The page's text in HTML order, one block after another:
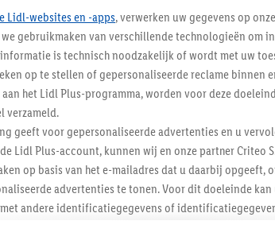
Lidl-websites en -apps, verwerken uw gegevens op
gebruikmaken van verschillende technologieën om
is technisch noodzakelijk of wordt met uw
op te stellen of gepersonaliseerde reclame binnen
het Lidl Plus-programma, worden voor deze
verzameld.
geeft voor gepersonaliseerde advertenties en u
Lidl Plus-account, kunnen wij en onze partner Criteo
op basis van het e-mailadres dat u daarbij opgeeft,
advertenties te tonen. Voor dit doeleinde kan
andere identificatiegegevens of